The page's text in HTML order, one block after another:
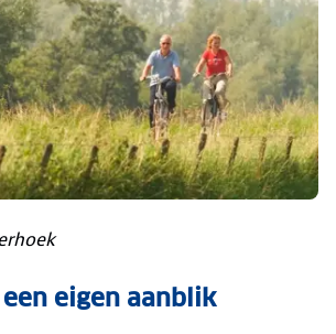
eigen aanblik